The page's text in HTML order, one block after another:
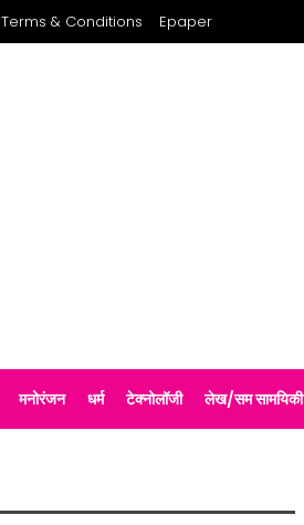
Terms & Conditions Epaper
मनोरंजन धर्म टेक्नोलॉजी लेख/सम सामयिकी